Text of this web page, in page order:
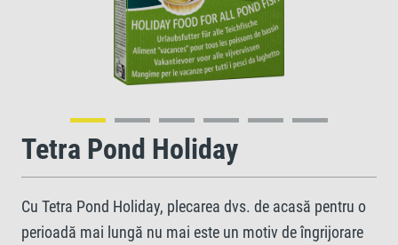
Tetra Pond Holiday
Cu Tetra Pond Holiday, plecarea dvs. de acasă pentru o
perioadă mai lungă nu mai este un motiv de îngrijorare